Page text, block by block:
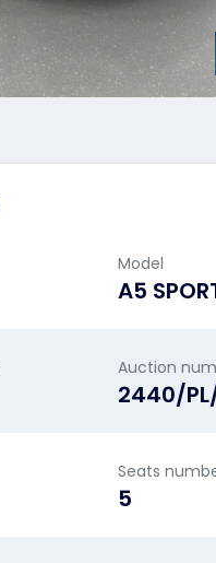
Model
A5
Auction
2440/
Seats
5